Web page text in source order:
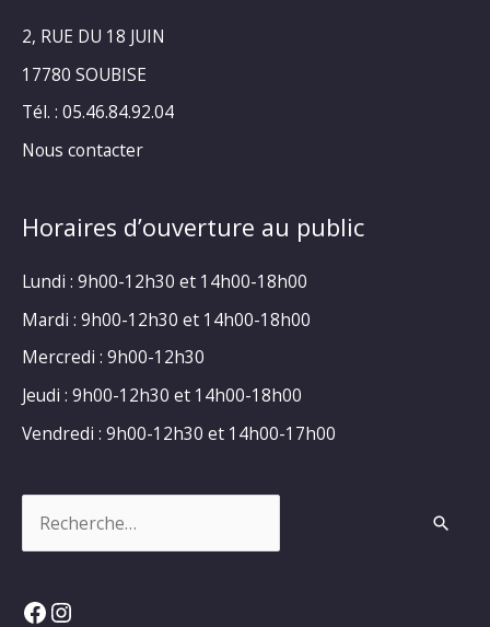
2, RUE DU 18 JUIN
17780 SOUBISE
Tél. : 05.46.84.92.04
Nous contacter
Horaires d’ouverture au public
Lundi : 9h00-12h30 et 14h00-18h00
Mardi : 9h00-12h30 et 14h00-18h00
Mercredi : 9h00-12h30
Jeudi : 9h00-12h30 et 14h00-18h00
Vendredi : 9h00-12h30 et 14h00-17h00
Facebook
Instagram